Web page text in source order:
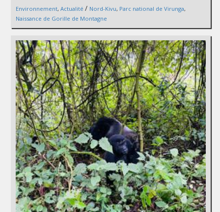
Environnement, Actualité / Nord-Kivu, Parc national de Virunga,
Naissance de Gorille de Montagne